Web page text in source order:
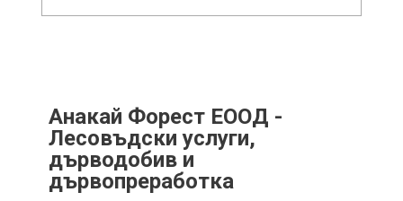
Анакай Форест ЕООД -
Лесовъдски услуги,
дърводобив и
дървопреработка